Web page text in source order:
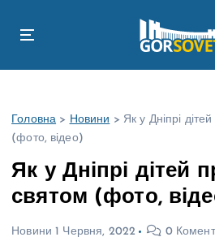
Головна > Новини > Як у Дніпрі
(фото, відео)
Як у Дніпрі дітей
святом (фото,
Новини 1 Червня, 2022 0